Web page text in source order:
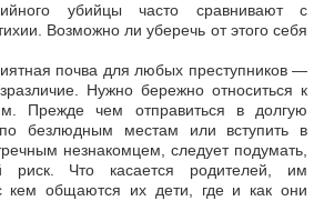
убийцы часто сравнивают с
Возможно ли уберечь от этого себя
почва для любых преступников —
Нужно бережно относиться к
Прежде чем отправиться в долгую
безлюдным местам или вступить в
незнакомцем, следует подумать,
риск. Что касается родителей, им
кем общаются их дети, где и как они